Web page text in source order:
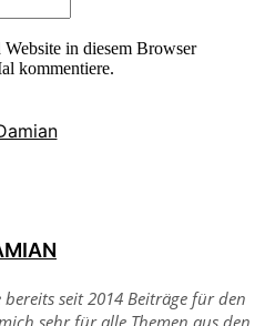
in diesem Browser
kommentiere.
seit 2014 Beiträge für den
sehr für alle Themen aus den